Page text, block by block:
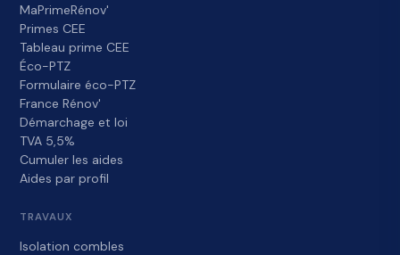
MaPrimeRénov'
Primes CEE
Tableau prime CEE
Éco-PTZ
Formulaire éco-PTZ
France Rénov'
Démarchage et loi
TVA 5,5%
Cumuler les aides
Aides par profil
TRAVAUX
Isolation combles